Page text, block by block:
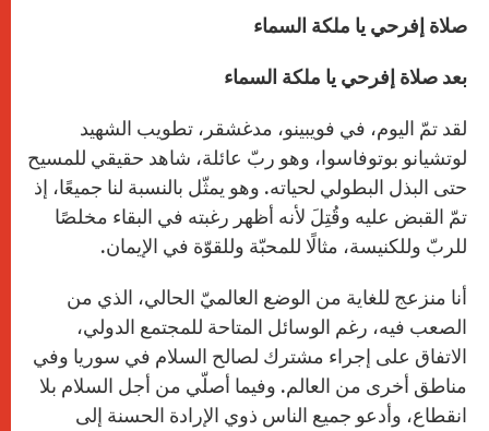
صلاة إفرحي يا ملكة السماء
بعد صلاة إفرحي يا ملكة السماء
لقد تمّ اليوم، في فويبينو، مدغشقر، تطويب الشهيد
لوتشيانو بوتوفاسوا، وهو ربّ عائلة، شاهد حقيقي للمسيح
حتى البذل البطولي لحياته. وهو يمثّل بالنسبة لنا جميعًا، إذ
تمّ القبض عليه وقُتِلَ لأنه أظهر رغبته في البقاء مخلصًا
للربّ وللكنيسة، مثالًا للمحبّة وللقوّة في الإيمان.
أنا منزعج للغاية من الوضع العالميّ الحالي، الذي من
الصعب فيه، رغم الوسائل المتاحة للمجتمع الدولي،
الاتفاق على إجراء مشترك لصالح السلام في سوريا وفي
مناطق أخرى من العالم. وفيما أصلّي من أجل السلام بلا
انقطاع، وأدعو جميع الناس ذوي الإرادة الحسنة إلى